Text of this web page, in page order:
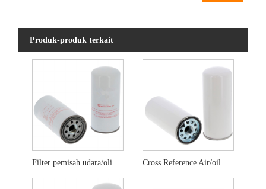
Produk-produk terkait
Filter pemisah udara/oli silang LB13145/3 Cross Reference Air/oil Pemisah Filter LB11102/2